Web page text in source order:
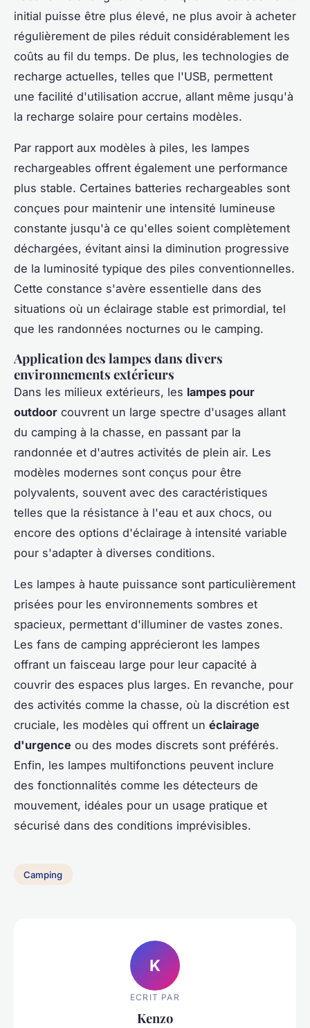
initial puisse être plus élevé, ne plus avoir à acheter
régulièrement de piles réduit considérablement les
coûts au fil du temps. De plus, les technologies de
recharge actuelles, telles que l'USB, permettent
une facilité d'utilisation accrue, allant même jusqu'à
la recharge solaire pour certains modèles.
Par rapport aux modèles à piles, les lampes
rechargeables offrent également une performance
plus stable. Certaines batteries rechargeables sont
conçues pour maintenir une intensité lumineuse
constante jusqu'à ce qu'elles soient complètement
déchargées, évitant ainsi la diminution progressive
de la luminosité typique des piles conventionnelles.
Cette constance s'avère essentielle dans des
situations où un éclairage stable est primordial, tel
que les randonnées nocturnes ou le camping.
Application des lampes dans divers
environnements extérieurs
Dans les milieux extérieurs, les lampes pour
outdoor couvrent un large spectre d'usages allant
du camping à la chasse, en passant par la
randonnée et d'autres activités de plein air. Les
modèles modernes sont conçus pour être
polyvalents, souvent avec des caractéristiques
telles que la résistance à l'eau et aux chocs, ou
encore des options d'éclairage à intensité variable
pour s'adapter à diverses conditions.
Les lampes à haute puissance sont particulièrement
prisées pour les environnements sombres et
spacieux, permettant d'illuminer de vastes zones.
Les fans de camping apprécieront les lampes
offrant un faisceau large pour leur capacité à
couvrir des espaces plus larges. En revanche, pour
des activités comme la chasse, où la discrétion est
cruciale, les modèles qui offrent un éclairage
d'urgence ou des modes discrets sont préférés.
Enfin, les lampes multifonctions peuvent inclure
des fonctionnalités comme les détecteurs de
mouvement, idéales pour un usage pratique et
sécurisé dans des conditions imprévisibles.
Camping
K
ECRIT PAR
Kenzo